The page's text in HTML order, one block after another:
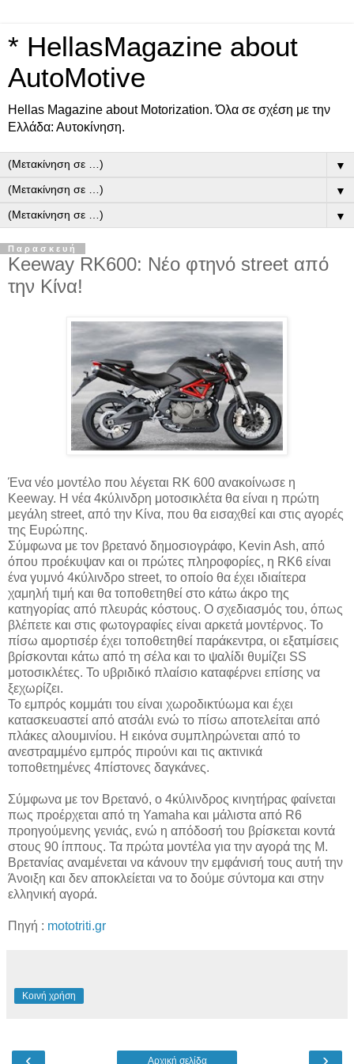
* HellasMagazine about
AutoMotive
Ηellas Μagazine about Motorization. Όλα σε σχέση με την
Ελλάδα: Αυτοκίνηση.
▼
▼
▼
Παρασκευή
Keeway RK600: Νέο φτηνό street από
την Κίνα!
Ένα νέο μοντέλο που λέγεται RK 600 ανακοίνωσε η
Keeway. Η νέα 4κύλινδρη μοτοσικλέτα θα είναι η πρώτη
μεγάλη street, από την Κίνα, που θα εισαχθεί και στις αγορές
της Ευρώπης.
Σύμφωνα με τον βρετανό δημοσιογράφο, Kevin Ash, από
όπου προέκυψαν και οι πρώτες πληροφορίες, η RK6 είναι
ένα γυμνό 4κύλινδρο street, το οποίο θα έχει ιδιαίτερα
χαμηλή τιμή και θα τοποθετηθεί στο κάτω άκρο της
κατηγορίας από πλευράς κόστους. Ο σχεδιασμός του, όπως
βλέπετε και στις φωτογραφίες είναι αρκετά μοντέρνος. Το
πίσω αμορτισέρ έχει τοποθετηθεί παράκεντρα, οι εξατμίσεις
βρίσκονται κάτω από τη σέλα και το ψαλίδι θυμίζει SS
μοτοσικλέτες. Το υβριδικό πλαίσιο καταφέρνει επίσης να
ξεχωρίζει.
Το εμπρός κομμάτι του είναι χωροδικτύωμα και έχει
κατασκευαστεί από ατσάλι ενώ το πίσω αποτελείται από
πλάκες αλουμινίου. Η εικόνα συμπληρώνεται από το
ανεστραμμένο εμπρός πιρούνι και τις ακτινικά
τοποθετημένες 4πίστονες δαγκάνες.
Σύμφωνα με τον Βρετανό, ο 4κύλινδρος κινητήρας φαίνεται
πως προέρχεται από τη Yamaha και μάλιστα από R6
προηγούμενης γενιάς, ενώ η απόδοσή του βρίσκεται κοντά
στους 90 ίππους. Τα πρώτα μοντέλα για την αγορά της Μ.
Βρετανίας αναμένεται να κάνουν την εμφάνισή τους αυτή την
Άνοιξη και δεν αποκλείεται να το δούμε σύντομα και στην
ελληνική αγορά.
Πηγή : mototriti.gr
Κοινή χρήση
‹ ›
Αρχική σελίδα